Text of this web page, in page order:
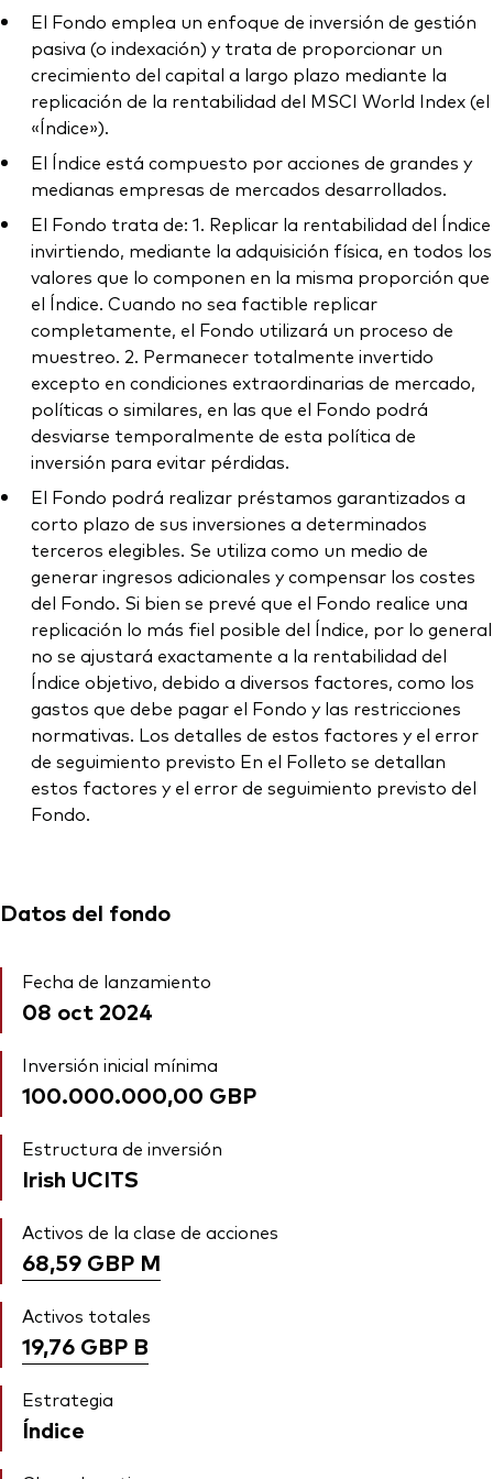
El Fondo emplea un enfoque de inversión de gestión
pasiva (o indexación) y trata de proporcionar un
crecimiento del capital a largo plazo mediante la
replicación de la rentabilidad del MSCI World Index (el
«Índice»).
El Índice está compuesto por acciones de grandes y
medianas empresas de mercados desarrollados.
El Fondo trata de: 1. Replicar la rentabilidad del Índice
invirtiendo, mediante la adquisición física, en todos los
valores que lo componen en la misma proporción que
el Índice. Cuando no sea factible replicar
completamente, el Fondo utilizará un proceso de
muestreo. 2. Permanecer totalmente invertido
excepto en condiciones extraordinarias de mercado,
políticas o similares, en las que el Fondo podrá
desviarse temporalmente de esta política de
inversión para evitar pérdidas.
El Fondo podrá realizar préstamos garantizados a
corto plazo de sus inversiones a determinados
terceros elegibles. Se utiliza como un medio de
generar ingresos adicionales y compensar los costes
del Fondo. Si bien se prevé que el Fondo realice una
replicación lo más fiel posible del Índice, por lo general
no se ajustará exactamente a la rentabilidad del
Índice objetivo, debido a diversos factores, como los
gastos que debe pagar el Fondo y las restricciones
normativas. Los detalles de estos factores y el error
de seguimiento previsto En el Folleto se detallan
estos factores y el error de seguimiento previsto del
Fondo.
Datos del fondo
Fecha de lanzamiento
08 oct 2024
Inversión inicial mínima
100.000.000,00 GBP
Estructura de inversión
Irish UCITS
Activos de la clase de acciones
68,59 GBP M
Activos totales
19,76 GBP B
Estrategia
Índice